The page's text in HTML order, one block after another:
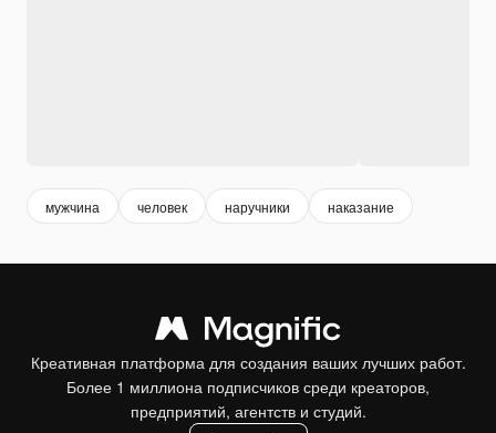
мужчина человек наручники наказание
Креативная платформа для создания ваших лучших работ.
Более 1 миллиона подписчиков среди креаторов,
предприятий, агентств и студий.